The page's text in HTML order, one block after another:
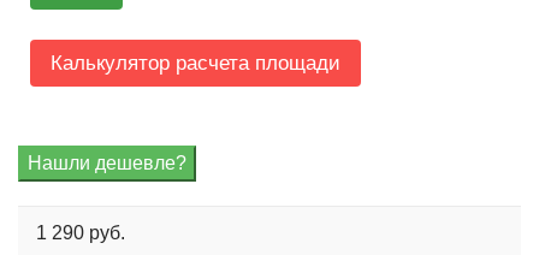
Калькулятор расчета площади
1 290 руб.